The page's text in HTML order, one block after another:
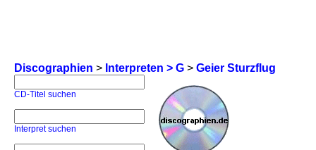
Discographien > Interpreten > G > Geier Sturzflug
CD-Titel suchen
Interpret suchen